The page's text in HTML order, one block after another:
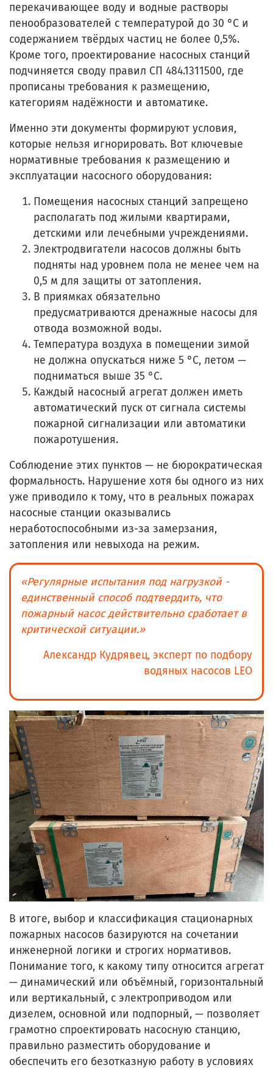
перекачивающее воду и водные растворы
пенообразователей с температурой до 30 °С и
содержанием твёрдых частиц не более 0,5%.
Кроме того, проектирование насосных станций
подчиняется своду правил СП 484.1311500, где
прописаны требования к размещению,
категориям надёжности и автоматике.
Именно эти документы формируют условия,
которые нельзя игнорировать. Вот ключевые
нормативные требования к размещению и
эксплуатации насосного оборудования:
Помещения насосных станций запрещено
располагать под жилыми квартирами,
детскими или лечебными учреждениями.
Электродвигатели насосов должны быть
подняты над уровнем пола не менее чем на
0,5 м для защиты от затопления.
В приямках обязательно
предусматриваются дренажные насосы для
отвода возможной воды.
Температура воздуха в помещении зимой
не должна опускаться ниже 5 °С, летом —
подниматься выше 35 °С.
Каждый насосный агрегат должен иметь
автоматический пуск от сигнала системы
пожарной сигнализации или автоматики
пожаротушения.
Соблюдение этих пунктов — не бюрократическая
формальность. Нарушение хотя бы одного из них
уже приводило к тому, что в реальных пожарах
насосные станции оказывались
неработоспособными из-за замерзания,
затопления или невыхода на режим.
«Регулярные испытания под нагрузкой -
единственный способ подтвердить, что
пожарный насос действительно сработает в
критической ситуации.»
Александр Кудрявец, эксперт по подбору
водяных насосов LEO
В итоге, выбор и классификация стационарных
пожарных насосов базируются на сочетании
инженерной логики и строгих нормативов.
Понимание того, к какому типу относится агрегат
— динамический или объёмный, горизонтальный
или вертикальный, с электроприводом или
дизелем, основной или подпорный, — позволяет
грамотно спроектировать насосную станцию,
правильно разместить оборудование и
обеспечить его безотказную работу в условиях